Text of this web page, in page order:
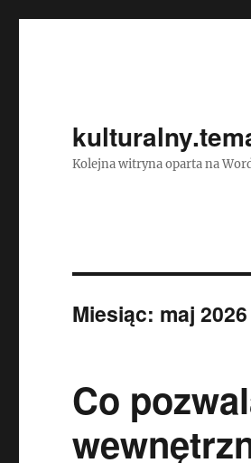
Kolejna witryna oparta na
Miesiąc: maj 2026
Co